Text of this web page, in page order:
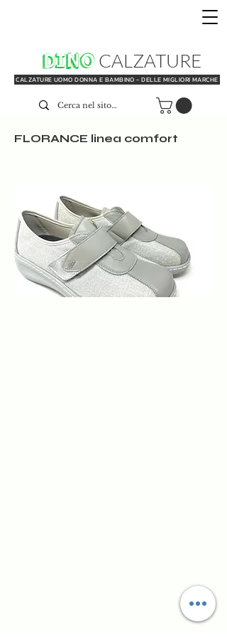
DINO
CALZATURE UOMO DONNA E BAMBINO - DELLE MIGLIORI MARCHE
CALZATURE
FLORANCE linea comfort